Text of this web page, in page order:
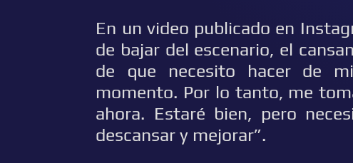
En un video publicado en
de bajar del escenario, el
de que necesito hacer de
momento. Por lo tanto, me
ahora. Estaré bien, pero
descansar y mejorar”.